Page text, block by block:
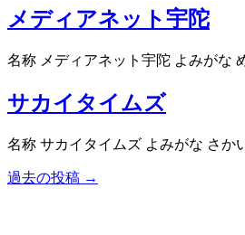
メディアネット宇陀
名称 メディアネット宇陀 よみがな
サカイタイムズ
名称 サカイタイムズ よみがな さ
過去の投稿 →